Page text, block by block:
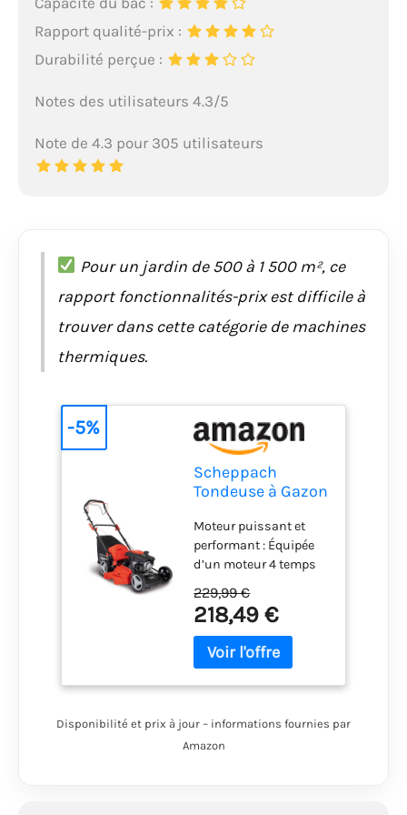
Rapport qualité-prix :
Durabilité perçue :
Notes des utilisateurs 4.3/5
Note de 4.3 pour 305 utilisateurs
Pour un jardin de 500 à 1 500 m², ce
rapport fonctionnalités-prix est difficile à
trouver dans cette catégorie de machines
thermiques.
Scheppach
Tondeuse à Gazon
46 | Autotractée |
Moteur 4T de
150cm3 | Largeur
de Coupe 46cm |
Transmission Pro
| Panier de 55
litres | Ejection
Latérale &
Fonction
Moteur puissant et
performant : Équipée
d’un moteur 4 temps
tondeuse thermique
offre une puissance
exceptionnelle pour
une tonte rapide et
professionnels
coupe de 46 cm,
229,99 €
218,49 €
-5%
Disponibilité et prix à jour – informations fournies par
Amazon